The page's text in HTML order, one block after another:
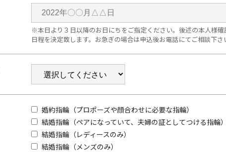
ファッションジュエリー
ベビーリング・ブレス
オンラインショップ
ショップ
店舗一覧
来店予約について
AFFLUXダイヤモンド
サービス
※本日より３日以降のお日にちをご指定ください。後述の本人様
日程を決定致します。お急ぎの場合は申込後お電話にてご相談下さ
婚約指輪（プロポーズや顔合わせに必要な指輪）
結婚指輪（ペアになっていて、夫婦の証としてつける指輪
結婚指輪（レディースのみ）
結婚指輪（メンズのみ）